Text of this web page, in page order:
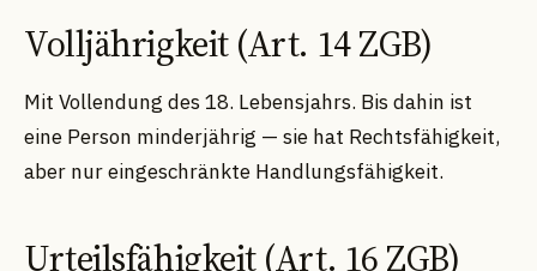
Volljährigkeit (Art. 14 ZGB)
Mit Vollendung des 18. Lebensjahrs. Bis dahin ist
eine Person minderjährig — sie hat Rechtsfähigkeit,
aber nur eingeschränkte Handlungsfähigkeit.
Urteilsfähigkeit (Art. 16 ZGB)